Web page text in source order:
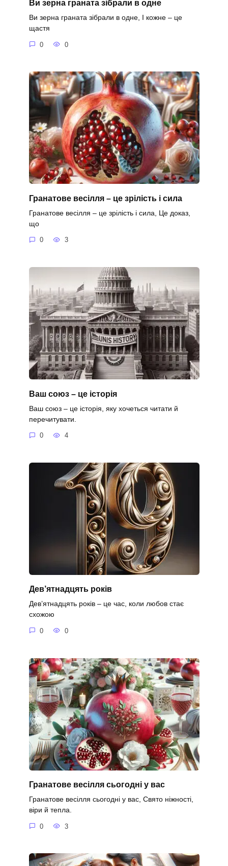
Ви зерна граната зібрали в одне
Ви зерна граната зібрали в одне, І кожне – це
щастя
0 0
Гранатове весілля – це зрілість і сила
Гранатове весілля – це зрілість і сила, Це доказ,
що
0 3
Ваш союз – це історія
Ваш союз – це історія, яку хочеться читати й
перечитувати.
0 4
Дев’ятнадцять років
Дев’ятнадцять років – це час, коли любов стає
схожою
0 0
Гранатове весілля сьогодні у вас
Гранатове весілля сьогодні у вас, Свято ніжності,
віри й тепла.
0 3